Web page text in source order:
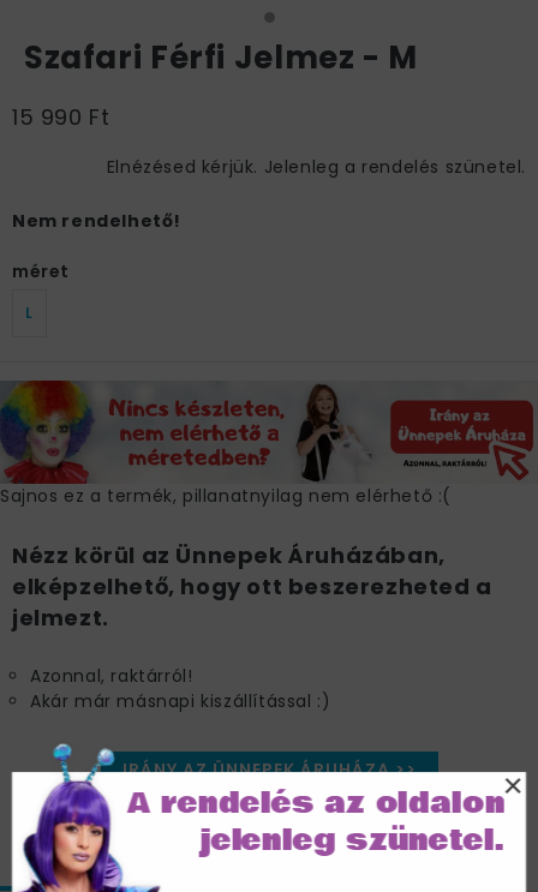
Szafari Férfi Jelmez - M
15 990 Ft
Elnézésed kérjük. Jelenleg a rendelés szünetel.
Nem rendelhető!
méret
L
Sajnos ez a termék, pillanatnyilag nem elérhető :(
Nézz körül az Ünnepek Áruházában,
elképzelhető, hogy ott beszerezheted a
jelmezt.
Azonnal, raktárról!
Akár már másnapi kiszállítással :)
IRÁNY AZ ÜNNEPEK ÁRUHÁZA >>
JELLEMZŐK
A rendelés az oldalon
jelenleg szünetel.
×